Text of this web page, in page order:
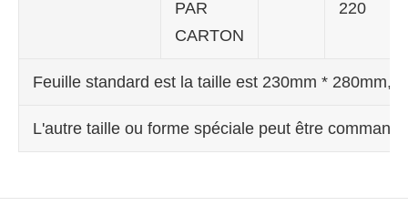
PAR
CARTON
220
Feuille standard est la taille est 230mm * 280mm,
L'autre taille ou forme spéciale peut être